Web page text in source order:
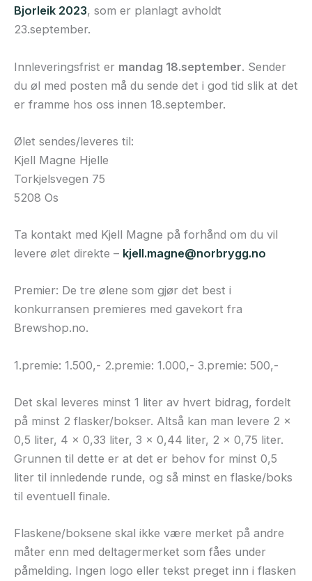
Bjorleik 2023, som er planlagt avholdt
23.september.
Innleveringsfrist er mandag 18.september. Sender
du øl med posten må du sende det i god tid slik at det
er framme hos oss innen 18.september.
Ølet sendes/leveres til:
Kjell Magne Hjelle
Torkjelsvegen 75
5208 Os
Ta kontakt med Kjell Magne på forhånd om du vil
levere ølet direkte – kjell.magne@norbrygg.no
Premier: De tre ølene som gjør det best i
konkurransen premieres med gavekort fra
Brewshop.no.
1.premie: 1.500,- 2.premie: 1.000,- 3.premie: 500,-
Det skal leveres minst 1 liter av hvert bidrag, fordelt
på minst 2 flasker/bokser. Altså kan man levere 2 x
0,5 liter, 4 x 0,33 liter, 3 x 0,44 liter, 2 x 0,75 liter.
Grunnen til dette er at det er behov for minst 0,5
liter til innledende runde, og så minst en flaske/boks
til eventuell finale.
Flaskene/boksene skal ikke være merket på andre
måter enn med deltagermerket som fåes under
påmelding. Ingen logo eller tekst preget inn i flasken